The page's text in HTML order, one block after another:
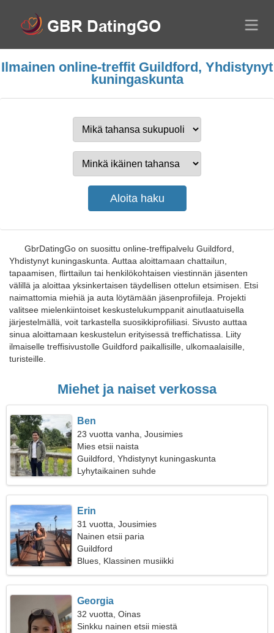
Ilmainen online-treffit Guildford, Yhdistynyt
kuningaskunta
GbrDatingGo on suosittu online-treffipalvelu Guildford,
Yhdistynyt kuningaskunta. Auttaa aloittamaan chattailun,
tapaamisen, flirttailun tai henkilökohtaisen viestinnän jäsenten
välillä ja aloittaa yksinkertaisen täydellisen ottelun etsimisen. Etsi
naimattomia miehiä ja auta löytämään jäsenprofiileja. Projekti
valitsee mielenkiintoiset keskustelukumppanit ainutlaatuisella
järjestelmällä, voit tarkastella suosikkiprofiiliasi. Sivusto auttaa
sinua aloittamaan keskustelun erityisessä treffichatissa. Liity
ilmaiselle treffisivustolle Guildford paikallisille, ulkomaalaisille,
turisteille.
Miehet ja naiset verkossa
Ben
23 vuotta vanha, Jousimies
Mies etsii naista
Guildford, Yhdistynyt kuningaskunta
Lyhytaikainen suhde
Erin
31 vuotta, Jousimies
Nainen etsii paria
Guildford
Blues, Klassinen musiikki
Georgia
32 vuotta, Oinas
Sinkku nainen etsii miestä